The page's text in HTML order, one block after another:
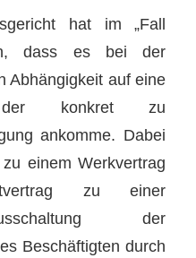
hat im „Fall
dass es bei der
Abhängigkeit auf eine
der konkret zu
ankomme. Dabei
einem Werkvertrag
zu einer
der
Beschäftigten durch